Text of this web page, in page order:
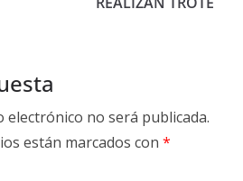
electrónico no será publicada.
están marcados con *